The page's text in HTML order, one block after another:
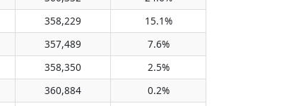
358,229
15.1%
357,489
7.6%
358,350
2.5%
360,884
0.2%